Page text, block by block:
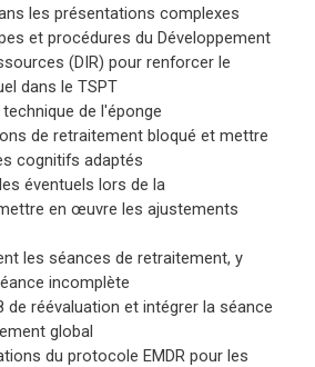
les présentations complexes
et procédures du Développement
(DIR) pour renforcer le
dans le TSPT
de l'éponge
de retraitement bloqué et mettre
cognitifs adaptés
éventuels lors de la
en œuvre les ajustements
les séances de retraitement, y
incomplète
de réévaluation et intégrer la séance
global
du protocole EMDR pour les